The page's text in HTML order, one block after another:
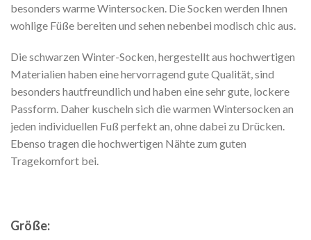
besonders warme Wintersocken. Die Socken werden Ihnen
wohlige Füße bereiten und sehen nebenbei modisch chic aus.
Die schwarzen Winter-Socken, hergestellt aus hochwertigen
Materialien haben eine hervorragend gute Qualität, sind
besonders hautfreundlich und haben eine sehr gute, lockere
Passform. Daher kuscheln sich die warmen Wintersocken an
jeden individuellen Fuß perfekt an, ohne dabei zu Drücken.
Ebenso tragen die hochwertigen Nähte zum guten
Tragekomfort bei.
Größe: